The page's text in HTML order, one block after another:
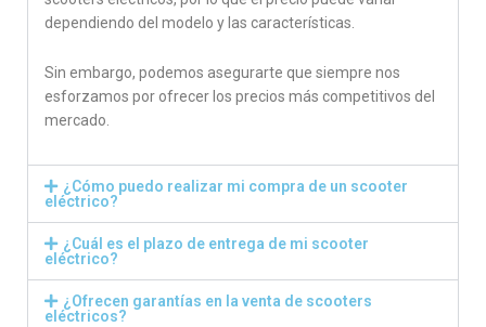
dependiendo del modelo y las características.
Sin embargo, podemos asegurarte que siempre nos
esforzamos por ofrecer los precios más competitivos del
mercado.
¿Cómo puedo realizar mi compra de un scooter
eléctrico?
¿Cuál es el plazo de entrega de mi scooter
eléctrico?
¿Ofrecen garantías en la venta de scooters
eléctricos?